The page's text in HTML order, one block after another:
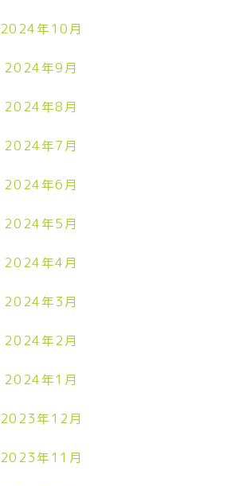
2024年10月
2024年9月
2024年8月
2024年7月
2024年6月
2024年5月
2024年4月
2024年3月
2024年2月
2024年1月
2023年12月
2023年11月